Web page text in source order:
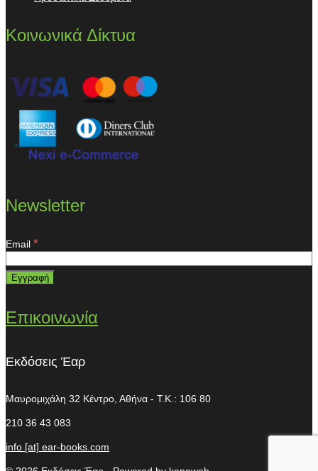
Κοινωνικά Δίκτυα
Newsletter
Email *
Επικοινωνία
Εκδόσεις Έαρ
Μαυρομιχάλη 32 Κέντρο, Αθήνα - T.K.: 106 80
210 36 43 083
info [at] ear-books.com